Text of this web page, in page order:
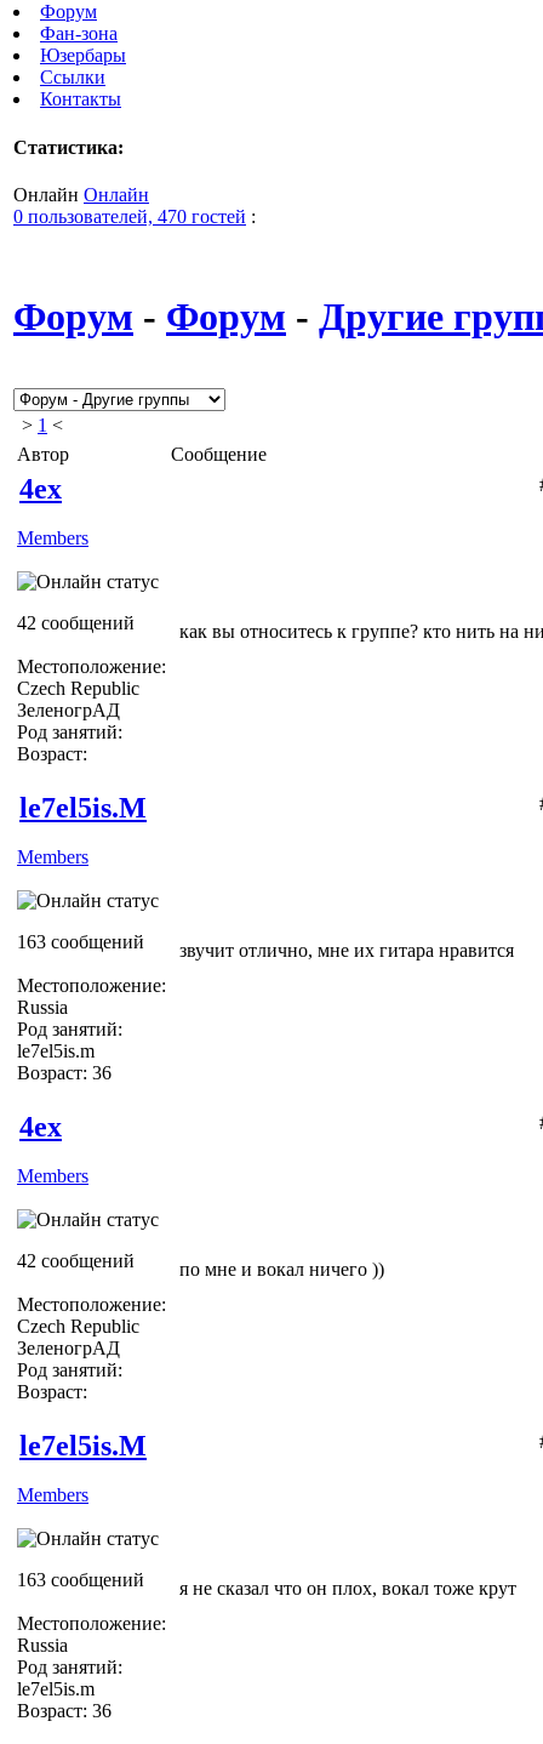
Форум
Фан-зона
Юзербары
Ссылки
Контакты
Статистика:
Онлайн Онлайн
0 пользователей, 470 гостей :
Форум - Форум - Другие
> 1 <
Автор
Сообщение
4ex
Members
42 сообщений
Местоположение:
Czech Republic
ЗеленогрАД
Род занятий:
Возраст:
как вы относитесь к группе? кто нить на
le7el5is.M
Members
163 сообщений
Местоположение:
Russia
Род занятий:
le7el5is.m
Возраст: 36
звучит отлично, мне их гитара нравится
4ex
Members
42 сообщений
Местоположение:
Czech Republic
ЗеленогрАД
Род занятий:
Возраст:
по мне и вокал ничего ))
le7el5is.M
Members
163 сообщений
Местоположение:
Russia
Род занятий:
le7el5is.m
Возраст: 36
я не сказал что он плох, вокал тоже крут